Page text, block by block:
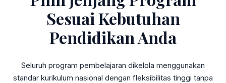
Sesuai Kebutuhan
Pendidikan Anda
Seluruh program pembelajaran dikelola menggunakan
standar kurikulum nasional dengan fleksibilitas tinggi tanpa